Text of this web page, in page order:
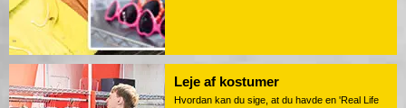
Leje af kostumer
Hvordan kan du sige, at du havde en 'Real Life